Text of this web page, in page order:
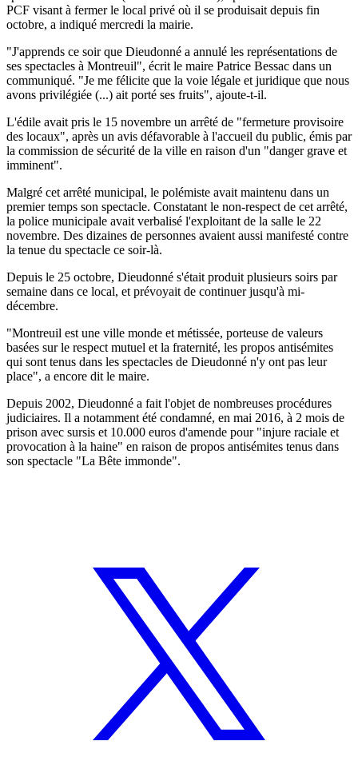
PCF visant à fermer le local privé où il se produisait depuis fin
octobre, a indiqué mercredi la mairie.
"J'apprends ce soir que Dieudonné a annulé les représentations de
ses spectacles à Montreuil", écrit le maire Patrice Bessac dans un
communiqué. "Je me félicite que la voie légale et juridique que nous
avons privilégiée (...) ait porté ses fruits", ajoute-t-il.
L'édile avait pris le 15 novembre un arrêté de "fermeture provisoire
des locaux", après un avis défavorable à l'accueil du public, émis par
la commission de sécurité de la ville en raison d'un "danger grave et
imminent".
Malgré cet arrêté municipal, le polémiste avait maintenu dans un
premier temps son spectacle. Constatant le non-respect de cet arrêté,
la police municipale avait verbalisé l'exploitant de la salle le 22
novembre. Des dizaines de personnes avaient aussi manifesté contre
la tenue du spectacle ce soir-là.
Depuis le 25 octobre, Dieudonné s'était produit plusieurs soirs par
semaine dans ce local, et prévoyait de continuer jusqu'à mi-
décembre.
"Montreuil est une ville monde et métissée, porteuse de valeurs
basées sur le respect mutuel et la fraternité, les propos antisémites
qui sont tenus dans les spectacles de Dieudonné n'y ont pas leur
place", a encore dit le maire.
Depuis 2002, Dieudonné a fait l'objet de nombreuses procédures
judiciaires. Il a notamment été condamné, en mai 2016, à 2 mois de
prison avec sursis et 10.000 euros d'amende pour "injure raciale et
provocation à la haine" en raison de propos antisémites tenus dans
son spectacle "La Bête immonde".